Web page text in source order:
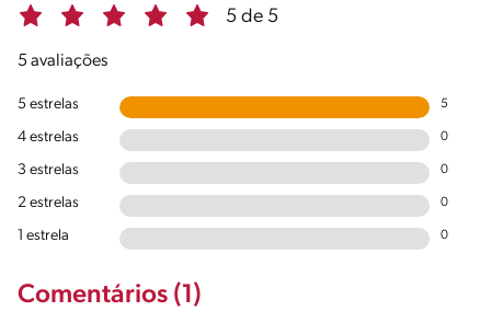
5 de 5
5 avaliações
5 estrelas 5
4 estrelas 0
3 estrelas 0
2 estrelas 0
1 estrela 0
Comentários (1)